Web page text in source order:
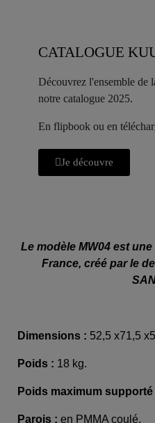
CATALOGUE
Découvrez l'ensemble
notre catalogue 2025.
En flipbook ou en
Je découvre
Le modèle MW04 est
France, créé par le
Dimensions : 52,5 x71,5
Poids : 18 kg.
Poids maximum supporté
Parois : en PMMA coulé.